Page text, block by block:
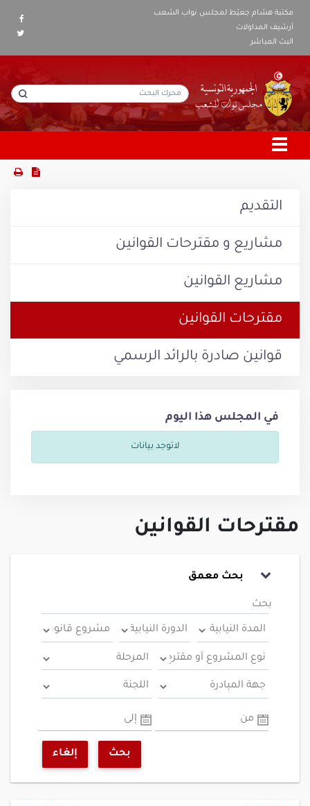
مكتبة هشام جعيّط لمجلس نواب الشعب
أرشيف المداولات
البث المباشر
التقديم
مشاريع و مقترحات القوانين
مشاريع القوانين
مقترحات القوانين
قوانين صادرة بالرائد الرسمي
في المجلس هذا اليوم
لاتوجد بيانات
مقترحات القوانين
بحث معمق
بحث
من إلى
بحث إلغاء